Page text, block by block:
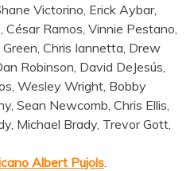
Victorino, Erick Aybar,
César Ramos, Vinnie Pestano,
Chris Iannetta, Drew
Robinson, David DeJesús,
Wesley Wright, Bobby
Sean Newcomb, Chris Ellis,
Michael Brady, Trevor Gott,
Albert Pujols